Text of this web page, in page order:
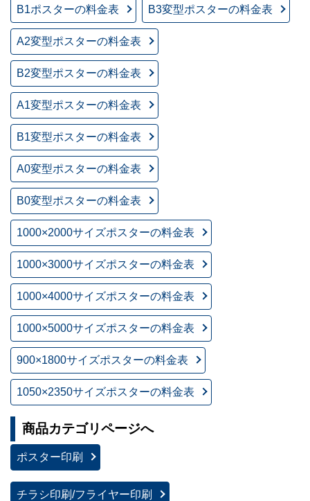
B1ポスターの料金表 B3変型ポスターの料金表
A2変型ポスターの料金表
B2変型ポスターの料金表
A1変型ポスターの料金表
B1変型ポスターの料金表
A0変型ポスターの料金表
B0変型ポスターの料金表
1000×2000サイズポスターの料金表
1000×3000サイズポスターの料金表
1000×4000サイズポスターの料金表
1000×5000サイズポスターの料金表
900×1800サイズポスターの料金表
1050×2350サイズポスターの料金表
商品カテゴリページへ
ポスター印刷
チラシ印刷/フライヤー印刷